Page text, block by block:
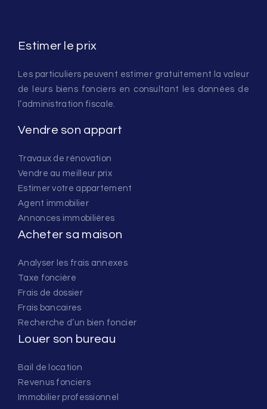
Estimer le prix
Les particuliers peuvent estimer gratuitement la valeur
de leurs biens fonciers en consultant les données de
l’administration fiscale.
Vendre son appart
Travaux de rénovation
Vendre au meilleur prix
Estimer votre appartement
Agent immobilier
Annonces immobilières
Acheter sa maison
Analyser les frais annexes
Taxe foncière
Frais de dossier
Frais bancaires
Recherche d’un bien foncier
Louer son bureau
Bail de location
Revenus fonciers
Immobilier professionnel